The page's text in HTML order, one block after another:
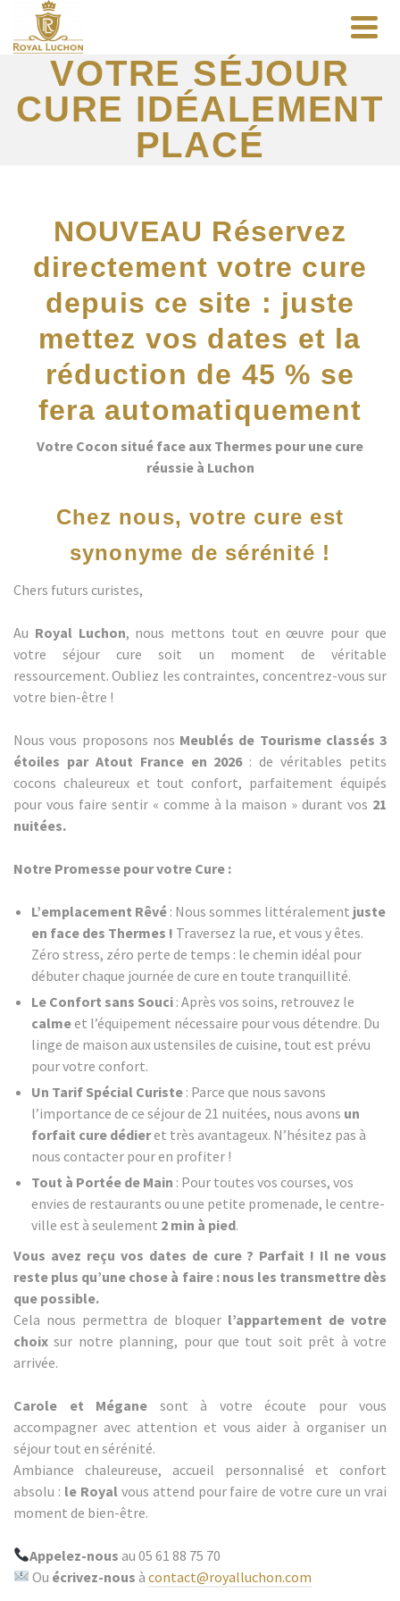
VOTRE SÉJOUR
CURE IDÉALEMENT
PLACÉ
NOUVEAU Réservez
directement votre cure
depuis ce site : juste
mettez vos dates et la
réduction de 45 % se
fera automatiquement
Votre Cocon situé face aux Thermes pour une cure
réussie à Luchon
Chez nous, votre cure est
synonyme de sérénité !
Chers futurs curistes,
Au Royal Luchon, nous mettons tout en œuvre pour que
votre séjour cure soit un moment de véritable
ressourcement. Oubliez les contraintes, concentrez-vous sur
votre bien-être !
Nous vous proposons nos Meublés de Tourisme classés 3
étoiles par Atout France en 2026: de véritables petits
cocons chaleureux et tout confort, parfaitement équipés
pour vous faire sentir « comme à la maison » durant vos 21
nuitées.
Notre Promesse pour votre Cure :
L’emplacement Rêvé : Nous sommes littéralement juste
en face des Thermes ! Traversez la rue, et vous y êtes.
Zéro stress, zéro perte de temps : le chemin idéal pour
débuter chaque journée de cure en toute tranquillité.
Le Confort sans Souci : Après vos soins, retrouvez le
calmeet l’équipement nécessaire pour vous détendre. Du
linge de maison aux ustensiles de cuisine, tout est prévu
pour votre confort.
Un Tarif Spécial Curiste : Parce que nous savons
l’importance de ce séjour de 21 nuitées, nous avons un
forfait cure dédieret très avantageux. N’hésitez pas à
nous contacter pour en profiter !
Tout à Portée de Main : Pour toutes vos courses, vos
envies de restaurants ou une petite promenade, le centre-
ville est à seulement 2 min à pied.
Vous avez reçu vos dates de cure ? Parfait ! Il ne vous
reste plus qu’une chose à faire : nous les transmettre dès
que possible.
Cela nous permettra de bloquer l’appartement de votre
choix sur notre planning, pour que tout soit prêt à votre
arrivée.
Carole et Mégane sont à votre écoute pour vous
accompagner avec attention et vous aider à organiser un
séjour tout en sérénité.
Ambiance chaleureuse, accueil personnalisé et confort
absolu : le Royal vous attend pour faire de votre cure un vrai
moment de bien-être.
Appelez-nous au 05 61 88 75 70
Ou écrivez-nous àcontact@royalluchon.com